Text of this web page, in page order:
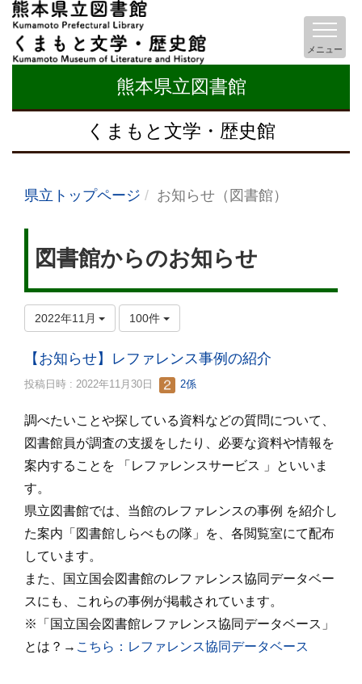
熊本県立図書館
くまもと文学・歴史館
メニュー
県立トップページ お知らせ（図書館）
図書館からのお知らせ
2022年11月 100件
【お知らせ】レファレンス事例の紹介
投稿日時 : 2022年11月30日 2係
調べたいことや探している資料などの質問について、
図書館員が調査の支援をしたり、必要な資料や情報を
案内することを 「レファレンスサービス 」といいま
す。
県立図書館では、当館のレファレンスの事例 を紹介し
た案内「図書館しらべもの隊」を、各閲覧室にて配布
しています。
また、国立国会図書館のレファレンス協同データベー
スにも、これらの事例が掲載されています。
※「国立国会図書館レファレンス協同データベース」
とは？→ こちら：レファレンス協同データベース